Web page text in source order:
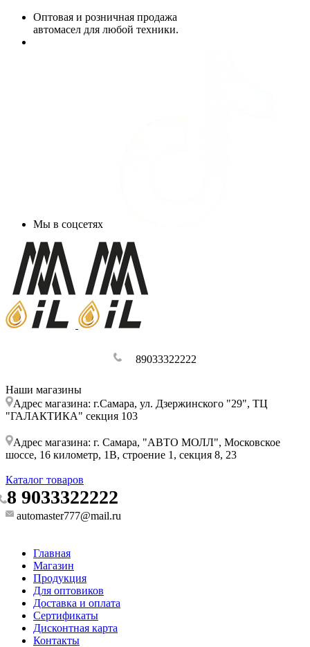
Оптовая и розничная продажа
автомасел для любой техники.
Мы в соцсетях
89033322222
Наши магазины
Адрес магазина: г.Самара, ул. Дзержинского "29", ТЦ
"ГАЛАКТИКА" секция 103
Адрес магазина: г. Самара, "АВТО МОЛЛ", Московское
шоссе, 16 километр, 1В, строение 1, секция 8, 23
Каталог товаров
8 9033322222
automaster777@mail.ru
Главная
Магазин
Продукция
Для оптовиков
Доставка и оплата
Сертификаты
Дисконтная карта
Контакты